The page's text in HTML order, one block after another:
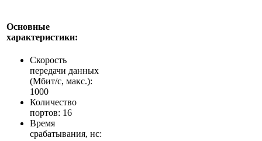
Основные
характеристики:
Скорость
передачи данных
(Мбит/с, макс.):
1000
Количество
портов: 16
Время
срабатывания, нс: